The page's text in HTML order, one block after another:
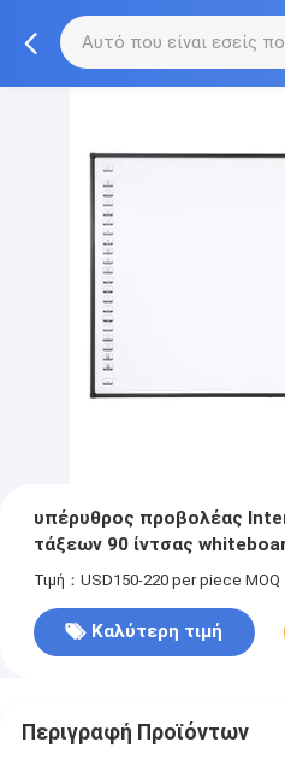
υπέρυθρος προβολέας
τάξεων 90 ίντσας
Τιμή：USD150-220 per piece MOQ
Καλύτερη τιμή
Περιγραφή Προϊόντων